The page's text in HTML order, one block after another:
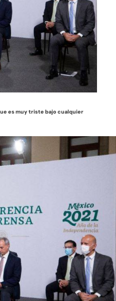
es muy triste bajo cualquier